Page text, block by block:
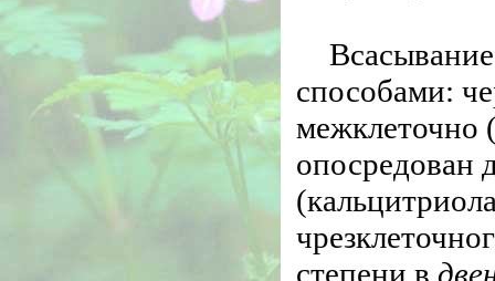
способами:
межклеточно
опосредован
степени в